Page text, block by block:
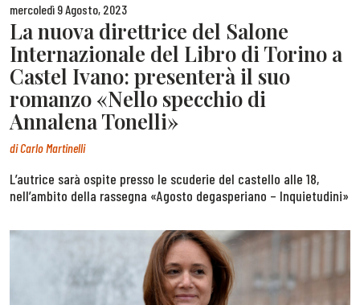
mercoledì 9 Agosto, 2023
La nuova direttrice del Salone
Internazionale del Libro di Torino a
Castel Ivano: presenterà il suo
romanzo «Nello specchio di
Annalena Tonelli»
diCarlo Martinelli
L’autrice sarà ospite presso le scuderie del castello alle 18,
nell’ambito della rassegna «Agosto degasperiano – Inquietudini»